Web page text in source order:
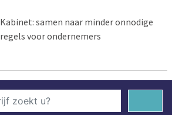
Kabinet: samen naar minder onnodige
regels voor ondernemers